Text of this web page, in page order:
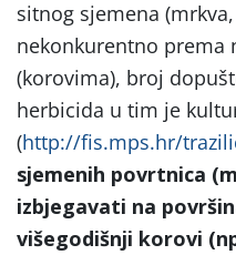
sitnog sjemena
nekonkurentno prema
(korovima), broj
herbicida u tim je
(http://fis.mps.hr/
sjemenih povrtnica
izbjegavati na
višegodišnji korovi